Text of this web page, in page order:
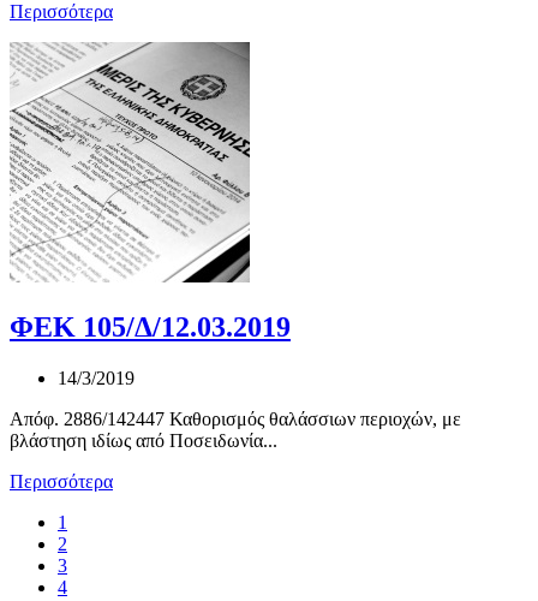
Περισσότερα
ΦΕΚ 105/Δ/12.03.2019
14/3/2019
Απόφ. 2886/142447 Καθορισμός θαλάσσιων περιοχών, με
βλάστηση ιδίως από Ποσειδωνία...
Περισσότερα
1
2
3
4